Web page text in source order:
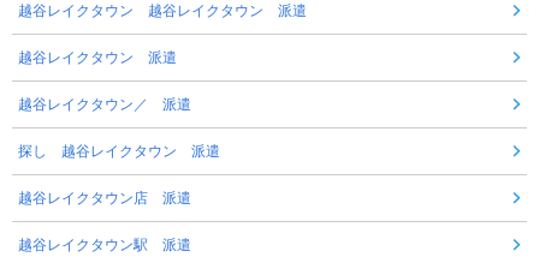
越谷レイクタウン 越谷レイクタウン 派遣
越谷レイクタウン 派遣
越谷レイクタウン／ 派遣
探し 越谷レイクタウン 派遣
越谷レイクタウン店 派遣
越谷レイクタウン駅 派遣